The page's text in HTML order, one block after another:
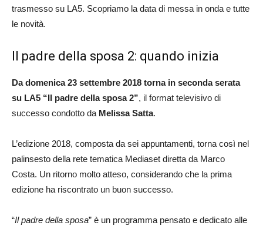
trasmesso su LA5. Scopriamo la data di messa in onda e tutte
le novità.
Il padre della sposa 2: quando inizia
Da domenica 23 settembre 2018 torna in seconda serata
su LA5 “Il padre della sposa 2”, il format televisivo di
successo condotto da Melissa Satta.
L’edizione 2018, composta da sei appuntamenti, torna così nel
palinsesto della rete tematica Mediaset diretta da Marco
Costa. Un ritorno molto atteso, considerando che la prima
edizione ha riscontrato un buon successo.
“Il padre della sposa” è un programma pensato e dedicato alle